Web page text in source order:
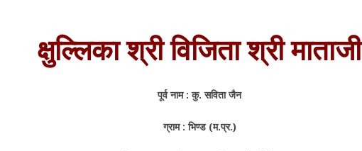
क्षुल्लिका श्री विजिता श्री माताजी
पूर्व नाम : कु. सविता जैन
ग्राम : भिण्ड (म.प्र.)